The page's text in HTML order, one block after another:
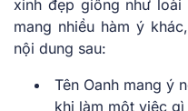
xinh đẹp giống như loài
mang nhiều hàm ý
nội dung sau:
Tên Oanh mang ý
khi làm một việc